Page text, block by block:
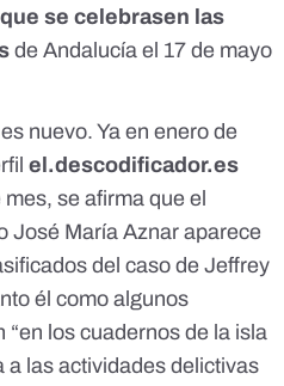
se celebrasen las
de Andalucía el 17 de mayo
nuevo. Ya en enero de
el.descodificador.es
se afirma que el
José María Aznar aparece
del caso de Jeffrey
él como algunos
los cuadernos de la isla
a las actividades delictivas